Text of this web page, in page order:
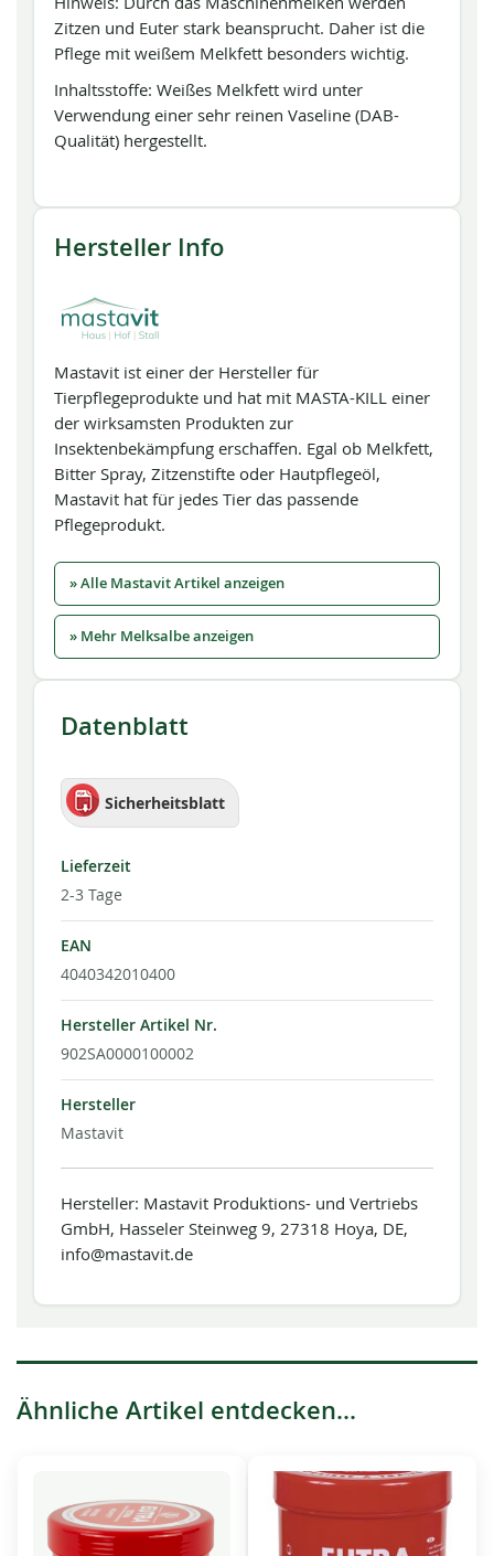
Zitzen und Euter stark beansprucht. Daher ist die
Pflege mit weißem Melkfett besonders wichtig.
Inhaltsstoffe: Weißes Melkfett wird unter
Verwendung einer sehr reinen Vaseline (DAB-
Qualität) hergestellt.
Hersteller Info
Mastavit ist einer der Hersteller für
Tierpflegeprodukte und hat mit MASTA-KILL einer
der wirksamsten Produkten zur
Insektenbekämpfung erschaffen. Egal ob Melkfett,
Bitter Spray, Zitzenstifte oder Hautpflegeöl,
Mastavit hat für jedes Tier das passende
Pflegeprodukt.
» Alle Mastavit Artikel anzeigen
» Mehr Melksalbe anzeigen
Datenblatt
Sicherheitsblatt
Lieferzeit
2-3 Tage
EAN
4040342010400
Hersteller Artikel Nr.
902SA0000100002
Hersteller
Mastavit
Hersteller: Mastavit Produktions- und Vertriebs
GmbH, Hasseler Steinweg 9, 27318 Hoya, DE,
info@mastavit.de
Ähnliche Artikel entdecken...